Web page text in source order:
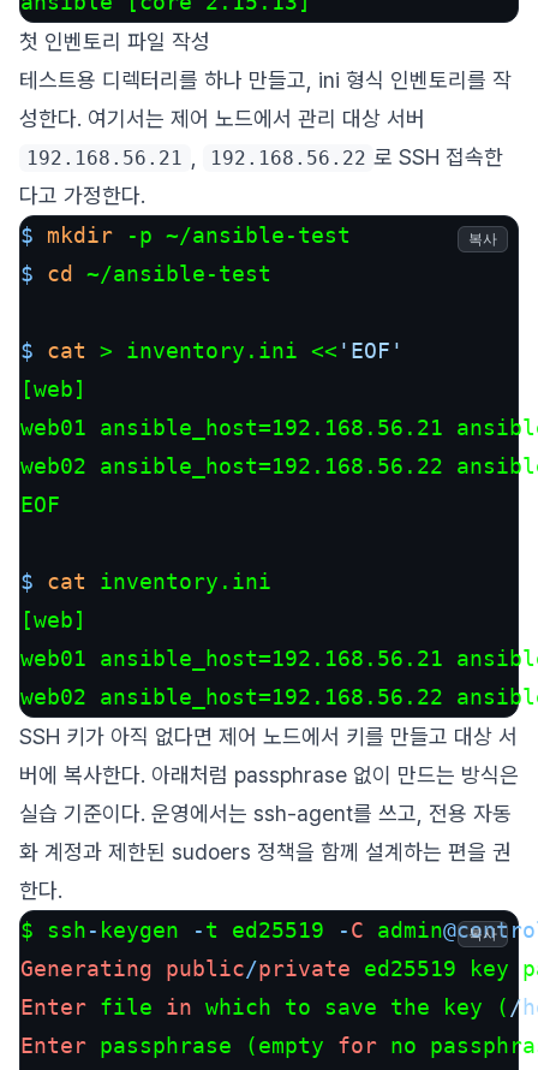
첫 인벤토리 파일 작성
테스트용 디렉터리를 하나 만들고, ini 형식 인벤토리를 작
성한다. 여기서는 제어 노드에서 관리 대상 서버
192.168.56.21 192.168.56.22 로 SSH 접속한
다고 가정한다.
$ mkdir -p ~/ansible-test
$ cd ~/ansible-test
$ cat > inventory.ini << 'EOF'
[web]
web01 ansible_host=192.168.56.21
web02 ansible_host=192.168.56.22
$ cat inventory.ini
[web]
web01 ansible_host=192.168.56.21
web02 ansible_host=192.168.56.22
복사
SSH 키가 아직 없다면 제어 노드에서 키를 만들고 대상 서
버에 복사한다. 아래처럼 passphrase 없이 만드는 방식은
실습 기준이다. 운영에서는 ssh-agent를 쓰고, 전용 자동
화 계정과 제한된 sudoers 정책을 함께 설계하는 편을 권
한다.
$ ssh- keygen -t ed25519 -C admin
Generating
public/private
Enter file in which to save the key ( /
Enter passphrase (empty for
복사